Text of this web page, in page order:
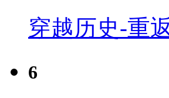
穿越历史-重
6